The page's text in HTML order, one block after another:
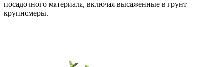
посадочного материала, включая высаженные в грунт
крупномеры.